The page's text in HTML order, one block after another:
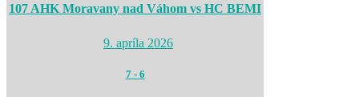
107 AHK Moravany nad Váhom vs HC BEMI
9. apríla 2026
7- 6